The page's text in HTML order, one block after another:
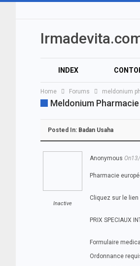
INDEX
AUDIO VIDEO
Home Forums meldonium
Meldonium
Posted In: Badan Usaha
Inactive
Anonymous
Pharmacie
Cliquez sur le
PRIX SPECIAUX
Formulaire
Ordonnance